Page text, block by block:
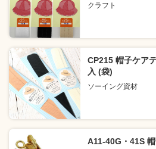
クラフト
CP215 帽子ケア
入 (袋)
ソーイング資材
A11-40G・41S